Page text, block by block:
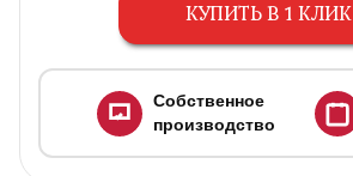
КУПИТЬ В 1 КЛИК
Собственное
производство